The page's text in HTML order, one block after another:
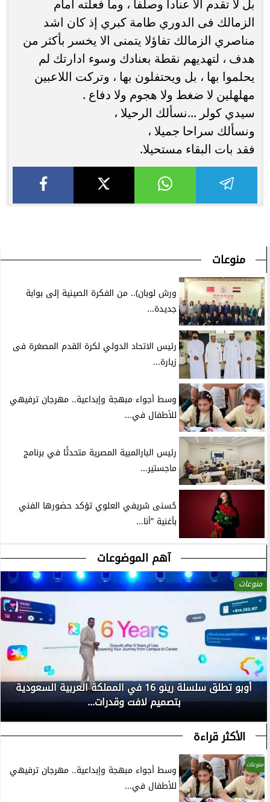
بل لا تقدم الا عنادا وصلفا ، وما فعلته امام
الزمالك فى الدوري طامة كبري إذ كان اشد
مناصري الزمالك تفاؤلا يتمنى الا يخسر بأكثر من
هدف ، لتهديهم نقطة بعنادك وسوء ادارتك لم
يحلموا بها ، بل ويحتفلون بها ، وتركت اللاعبين
مهلهلين لا ضغط ولا هجوم ولا دفاع .
سيدي كولر ...نسألك الرحيلا ،
ونسألك سراحا جميلا ،
فقد بات البقاء مستحيلا.
منوعات
ورش لوبان).. من الفكرة الصينية إلى بوابة
جديدة...
رئيس الاتحاد الدولي لكرة القدم المصغرة فى
زيارة...
وسط أجواء مبهجة وإبداعية.. مهرجان ترفيهي
للأطفال في...
رئيس البارالمبية المصرية متحدثًا في برنامج
ماجستير...
حُسنى شريفي العلوي تؤكد حضورها الفني
بأغنية ”أنا...
آهم الموضوعات
منوعات
أوبو تطلق سلسلة رينو 16 في المملكة العربية السعودية
بتصميم لافت وقدرات...
الأكثر قراءة
منوعات
وسط أجواء مبهجة وإبداعية.. مهرجان ترفيهي
للأطفال في...